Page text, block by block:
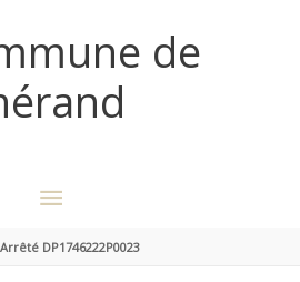
de
MENU
PRINCIPAL
Arrêté DP1746222P0023